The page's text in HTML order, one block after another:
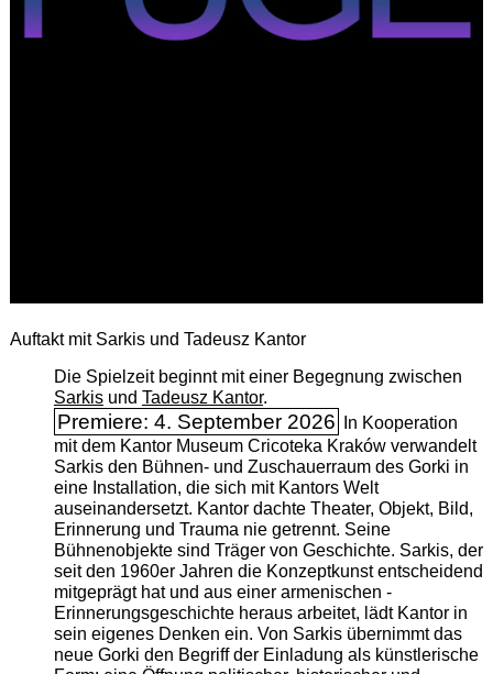
Auftakt mit Sarkis und Tadeusz Kantor
Die Spielzeit beginnt mit einer Begegnung zwischen
Sarkisund Tadeusz Kantor.
Premiere: 4. September 2026
In Kooperation
mit dem Kantor Museum Cricoteka Kraków verwandelt
Sarkis den Bühnen- und Zuschauerraum des Gorki in
eine Installation, die sich mit Kantors Welt
auseinandersetzt. Kantor dachte Theater, Objekt, Bild,
Erinnerung und Trauma nie getrennt. Seine
Bühnenobjekte sind Träger von Geschichte. Sarkis, der
seit den 1960er Jahren die Konzeptkunst entscheidend
mitgeprägt hat und aus einer armenischen ­
Erinnerungsgeschichte heraus arbeitet, lädt Kantor in
sein eigenes Denken ein. Von Sarkis übernimmt das
neue Gorki den Begriff der Einladung als künstlerische